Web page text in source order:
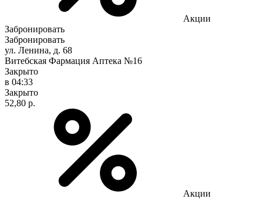
Акции
Забронировать
Забронировать
ул. Ленина, д. 68
Витебская Фармация Аптека №16
Закрыто
в 04:33
Закрыто
52,80 р.
Акции